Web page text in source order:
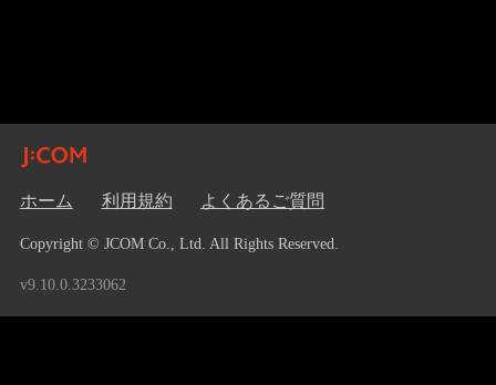
ホーム 利用規約 よくあるご質問
Copyright © JCOM Co., Ltd. All Rights Reserved.
v9.10.0.3233062